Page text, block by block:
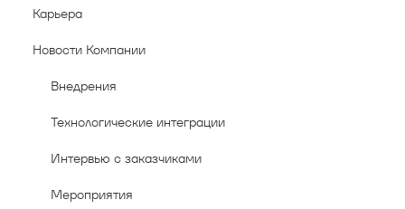
Карьера
Новости Компании
Внедрения
Технологические интеграции
Интервью с заказчиками
Мероприятия